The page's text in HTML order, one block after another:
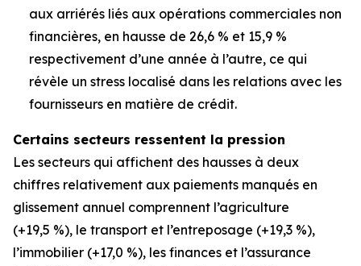
aux arriérés liés aux opérations commerciales non
financières, en hausse de 26,6 % et 15,9 %
respectivement d’une année à l’autre, ce qui
révèle un stress localisé dans les relations avec les
fournisseurs en matière de crédit.
Certains secteurs ressentent la pression
Les secteurs qui affichent des hausses à deux
chiffres relativement aux paiements manqués en
glissement annuel comprennent l’agriculture
(+19,5 %), le transport et l’entreposage (+19,3 %),
l’immobilier (+17,0 %), les finances et l’assurance